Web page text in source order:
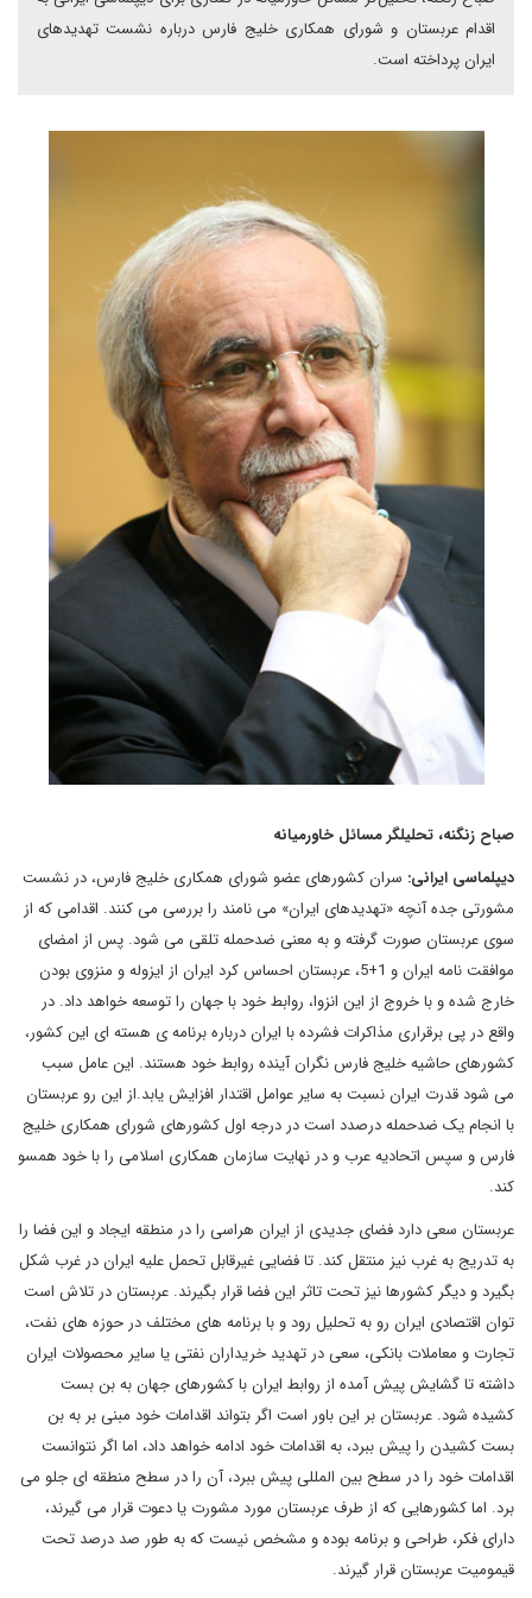
اقدام عربستان و شورای همکاری خلیج فارس درباره نشست تهدیدهای
ایران پرداخته است.
صباح زنگنه، تحلیلگر مسائل خاورمیانه
دیپلماسی ایرانی: سران کشورهای عضو شورای همکاری خلیج فارس، در نشست
مشورتی جده آنچه «تهدیدهای ایران» می نامند را بررسی می کنند. اقدامی که از
سوی عربستان صورت گرفته و به معنی ضدحمله تلقی می شود. پس از امضای
موافقت نامه ایران و 1+5، عربستان احساس کرد ایران از ایزوله و منزوی بودن
خارج شده و با خروج از این انزوا، روابط خود با جهان را توسعه خواهد داد. در
واقع در پی برقراری مذاکرات فشرده با ایران درباره برنامه ی هسته ای این کشور،
کشورهای حاشیه خلیج فارس نگران آینده روابط خود هستند. این عامل سبب
می شود قدرت ایران نسبت به سایر عوامل اقتدار افزایش یابد.از این رو عربستان
با انجام یک ضدحمله درصدد است در درجه اول کشورهای شورای همکاری خلیج
فارس و سپس اتحادیه عرب و در نهایت سازمان همکاری اسلامی را با خود همسو
کند.
عربستان سعی دارد فضای جدیدی از ایران هراسی را در منطقه ایجاد و این فضا را
به تدریج به غرب نیز منتقل کند. تا فضایی غیرقابل تحمل علیه ایران در غرب شکل
بگیرد و دیگر کشورها نیز تحت تاثر این فضا قرار بگیرند. عربستان در تلاش است
توان اقتصادی ایران رو به تحلیل رود و با برنامه های مختلف در حوزه های نفت،
تجارت و معاملات بانکی، سعی در تهدید خریداران نفتی یا سایر محصولات ایران
داشته تا گشایش پیش آمده از روابط ایران با کشورهای جهان به بن بست
کشیده شود. عربستان بر این باور است اگر بتواند اقدامات خود مبنی بر به بن
بست کشیدن را پیش ببرد، به اقدامات خود ادامه خواهد داد، اما اگر نتوانست
اقدامات خود را در سطح بین المللی پیش ببرد، آن را در سطح منطقه ای جلو می
برد. اما کشورهایی که از طرف عربستان مورد مشورت یا دعوت قرار می گیرند،
دارای فکر، طراحی و برنامه بوده و مشخص نیست که به طور صد درصد تحت
قیمومیت عربستان قرار گیرند.